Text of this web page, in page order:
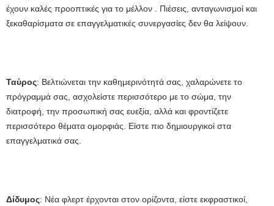
έχουν καλές προοπτικές για το μέλλον . Πιέσεις, ανταγωνισμοί και
ξεκαθαρίσματα σε επαγγελματικές συνεργασίες δεν θα λείψουν.
Ταύρος: Βελτιώνεται την καθημερινότητά σας, χαλαρώνετε το
πρόγραμμά σας, ασχολείστε περισσότερο με το σώμα, την
διατροφή, την προσωπική σας ευεξία, αλλά και φροντίζετε
περισσότερο θέματα ομορφιάς. Είστε πιο δημιουργικοί στα
επαγγελματικά σας.
Δίδυμος: Νέα φλερτ έρχονται στον ορίζοντα, είστε εκφραστικοί,